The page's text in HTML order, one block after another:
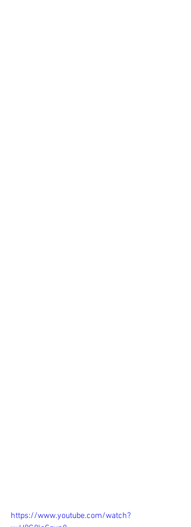
https://www.youtube.com/watch?